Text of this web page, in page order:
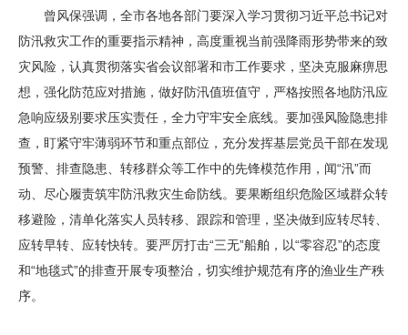
曾风保强调，全市各地各部门要深入学习贯彻习近平总书记对
防汛救灾工作的重要指示精神，高度重视当前强降雨形势带来的致
灾风险，认真贯彻落实省会议部署和市工作要求，坚决克服麻痹思
想，强化防范应对措施，做好防汛值班值守，严格按照各地防汛应
急响应级别要求压实责任，全力守牢安全底线。要加强风险隐患排
查，盯紧守牢薄弱环节和重点部位，充分发挥基层党员干部在发现
预警、排查隐患、转移群众等工作中的先锋模范作用，闻“汛”而
动、尽心履责筑牢防汛救灾生命防线。要果断组织危险区域群众转
移避险，清单化落实人员转移、跟踪和管理，坚决做到应转尽转、
应转早转、应转快转。要严厉打击“三无”船舶，以“零容忍”的态度
和“地毯式”的排查开展专项整治，切实维护规范有序的渔业生产秩
序。